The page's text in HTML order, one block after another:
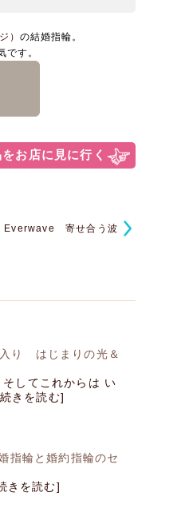
）の結婚指輪。
です。
お店に見に行く
Everwave 寄せ合う波
り はじまりの光＆
してこれからは い
きを読む]
指輪と婚約指輪のセ
きを読む]